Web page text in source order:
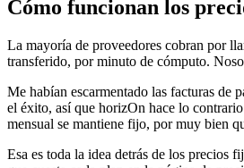
Cómo funcionan los
La mayoría de proveedores cobran por
transferido, por minuto de cómputo.
Me habían escarmentado las facturas de
el éxito, así que horizOn hace lo
mensual se mantiene fijo, por muy bien
Esa es toda la idea detrás de los precios